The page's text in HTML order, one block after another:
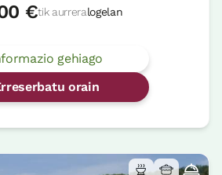
€tik aurreralogelan
gehiago
orain